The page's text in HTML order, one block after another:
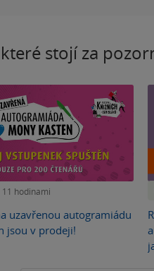
stojí za
11 hodinami
uzavřenou autogramiádu
jsou v prodeji!